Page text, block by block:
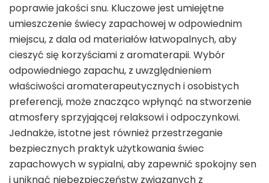
poprawie jakości snu. Kluczowe jest umiejętne
umieszczenie świecy zapachowej w odpowiednim
miejscu, z dala od materiałów łatwopalnych, aby
cieszyć się korzyściami z aromaterapii. Wybór
odpowiedniego zapachu, z uwzględnieniem
właściwości aromaterapeutycznych i osobistych
preferencji, może znacząco wpłynąć na stworzenie
atmosfery sprzyjającej relaksowi i odpoczynkowi.
Jednakże, istotne jest również przestrzeganie
bezpiecznych praktyk użytkowania świec
zapachowych w sypialni, aby zapewnić spokojny sen
i uniknąć niebezpieczeństw związanych z